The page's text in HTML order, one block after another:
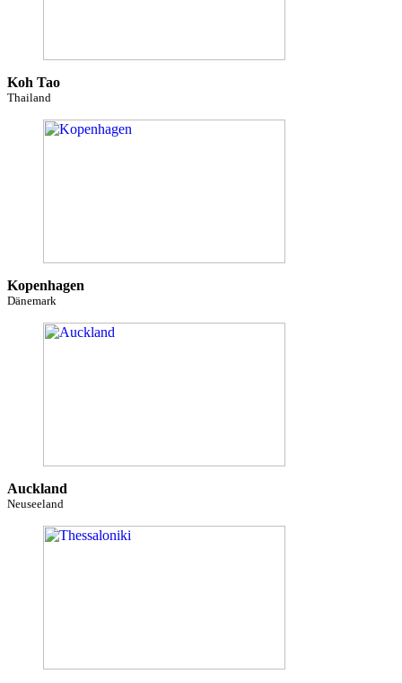
Koh Tao
Thailand
Kopenhagen
Dänemark
Auckland
Neuseeland